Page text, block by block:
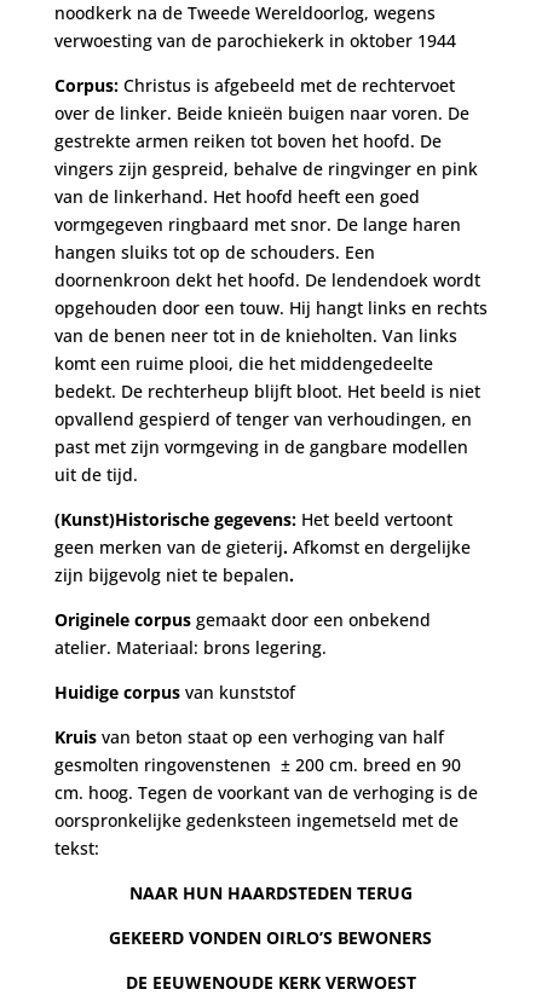
noodkerk na de Tweede Wereldoorlog, wegens
verwoesting van de parochiekerk in oktober 1944
Corpus: Christus is afgebeeld met de rechtervoet
over de linker. Beide knieën buigen naar voren. De
gestrekte armen reiken tot boven het hoofd. De
vingers zijn gespreid, behalve de ringvinger en pink
van de linkerhand. Het hoofd heeft een goed
vormgegeven ringbaard met snor. De lange haren
hangen sluiks tot op de schouders. Een
doornenkroon dekt het hoofd. De lendendoek wordt
opgehouden door een touw. Hij hangt links en rechts
van de benen neer tot in de knieholten. Van links
komt een ruime plooi, die het middengedeelte
bedekt. De rechterheup blijft bloot. Het beeld is niet
opvallend gespierd of tenger van verhoudingen, en
past met zijn vormgeving in de gangbare modellen
uit de tijd.
(Kunst)Historische gegevens: Het beeld vertoont
geen merken van de gieterij. Afkomst en dergelijke
zijn bijgevolg niet te bepalen.
Originele corpusgemaakt door een onbekend
atelier. Materiaal: brons legering.
Huidige corpusvan kunststof
Kruisvan beton staat op een verhoging van half
gesmolten ringovenstenen ± 200 cm. breed en 90
cm. hoog. Tegen de voorkant van de verhoging is de
oorspronkelijke gedenksteen ingemetseld met de
tekst:
NAAR HUN HAARDSTEDEN TERUG
GEKEERD VONDEN OIRLO’S BEWONERS
DE EEUWENOUDE KERK VERWOEST